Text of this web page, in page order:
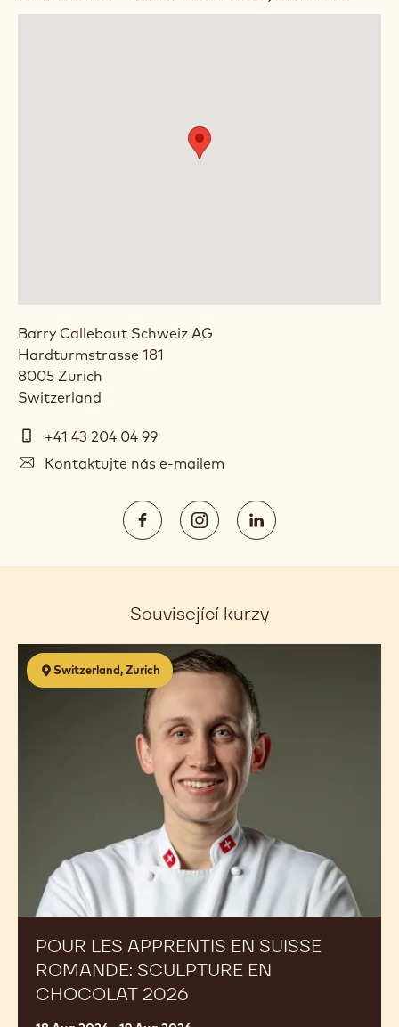
Barry Callebaut Schweiz AG
Hardturmstrasse 181
8005 Zurich
Switzerland
Telefon+41 43 204 04 99
E-
Kontaktujte nás e-mailem
https://www.facebook.com/
new
https://
new
https://
new
Související kurzy
Switzerland, Zurich
POUR LES APPRENTIS EN SUISSE
ROMANDE: SCULPTURE EN
CHOCOLAT 2026
Pour
les